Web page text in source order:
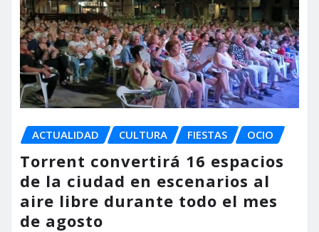
ACTUALIDAD CULTURA FIESTAS OCIO
Torrent convertirá 16 espacios
de la ciudad en escenarios al
aire libre durante todo el mes
de agosto